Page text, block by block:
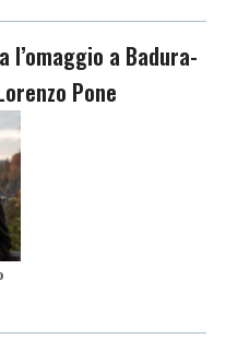
l’omaggio a Badura-
Pone